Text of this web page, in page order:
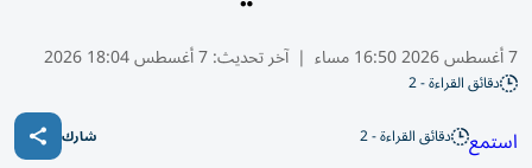
7 أغسطس 2026 16:50 مساء | آخر تحديث:7 أغسطس 18:04 2026
دقائق القراءة - 2
استمع دقائق القراءة - 2 شارك